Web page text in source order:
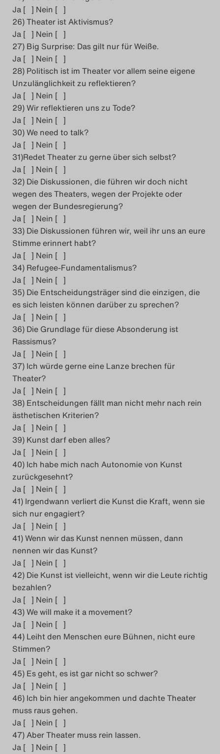
Ja [ ] Nein [ ]
26) Theater ist Aktivismus?
Ja [ ] Nein [ ]
27) Big Surprise: Das gilt nur für Weiße.
Ja [ ] Nein [ ]
28) Politisch ist im Theater vor allem seine eigene
Unzulänglichkeit zu reflektieren?
Ja [ ] Nein [ ]
29) Wir reflektieren uns zu Tode?
Ja [ ] Nein [ ]
30) We need to talk?
Ja [ ] Nein [ ]
31)Redet Theater zu gerne über sich selbst?
Ja [ ] Nein [ ]
32) Die Diskussionen, die führen wir doch nicht
wegen des Theaters, wegen der Projekte oder
wegen der Bundesregierung?
Ja [ ] Nein [ ]
33) Die Diskussionen führen wir, weil ihr uns an eure
Stimme erinnert habt?
Ja [ ] Nein [ ]
34) Refugee-Fundamentalismus?
Ja [ ] Nein [ ]
35) Die Entscheidungsträger sind die einzigen, die
es sich leisten können darüber zu sprechen?
Ja [ ] Nein [ ]
36) Die Grundlage für diese Absonderung ist
Rassismus?
Ja [ ] Nein [ ]
37) Ich würde gerne eine Lanze brechen für
Theater?
Ja [ ] Nein [ ]
38) Entscheidungen fällt man nicht mehr nach rein
ästhetischen Kriterien?
Ja [ ] Nein [ ]
39) Kunst darf eben alles?
Ja [ ] Nein [ ]
40) Ich habe mich nach Autonomie von Kunst
zurückgesehnt?
Ja [ ] Nein [ ]
41) Irgendwann verliert die Kunst die Kraft, wenn sie
sich nur engagiert?
Ja [ ] Nein [ ]
41) Wenn wir das Kunst nennen müssen, dann
nennen wir das Kunst?
Ja [ ] Nein [ ]
42) Die Kunst ist vielleicht, wenn wir die Leute richtig
bezahlen?
Ja [ ] Nein [ ]
43) We will make it a movement?
Ja [ ] Nein [ ]
44) Leiht den Menschen eure Bühnen, nicht eure
Stimmen?
Ja [ ] Nein [ ]
45) Es geht, es ist gar nicht so schwer?
Ja [ ] Nein [ ]
46) Ich bin hier angekommen und dachte Theater
muss raus gehen.
Ja [ ] Nein [ ]
47) Aber Theater muss rein lassen.
Ja [ ] Nein [ ]